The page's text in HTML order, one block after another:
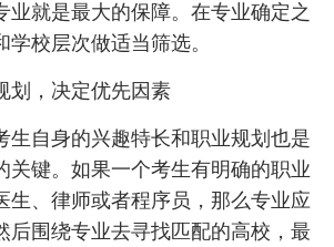
业就是最大的保障。在专业确定之
学校层次做适当筛选。
划，决定优先因素
生自身的兴趣特长和职业规划也是
关键。如果一个考生有明确的职业
生、律师或者程序员，那么专业应
后围绕专业去寻找匹配的高校，最